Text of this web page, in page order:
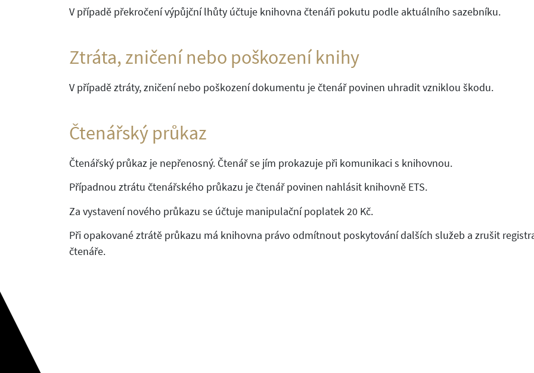
V případě překročení výpůjční lhůty účtuje knihovna čtenáři pokutu podle aktuálního sazebníku.
Ztráta, zničení nebo poškození knihy
V případě ztráty, zničení nebo poškození dokumentu je čtenář povinen uhradit vzniklou škodu.
Čtenářský průkaz
Čtenářský průkaz je nepřenosný. Čtenář se jím prokazuje při komunikaci s knihovnou.
Případnou ztrátu čtenářského průkazu je čtenář povinen nahlásit knihovně ETS.
Za vystavení nového průkazu se účtuje manipulační poplatek 20 Kč.
Při opakované ztrátě průkazu má knihovna právo odmítnout poskytování dalších služeb a zrušit
čtenáře.